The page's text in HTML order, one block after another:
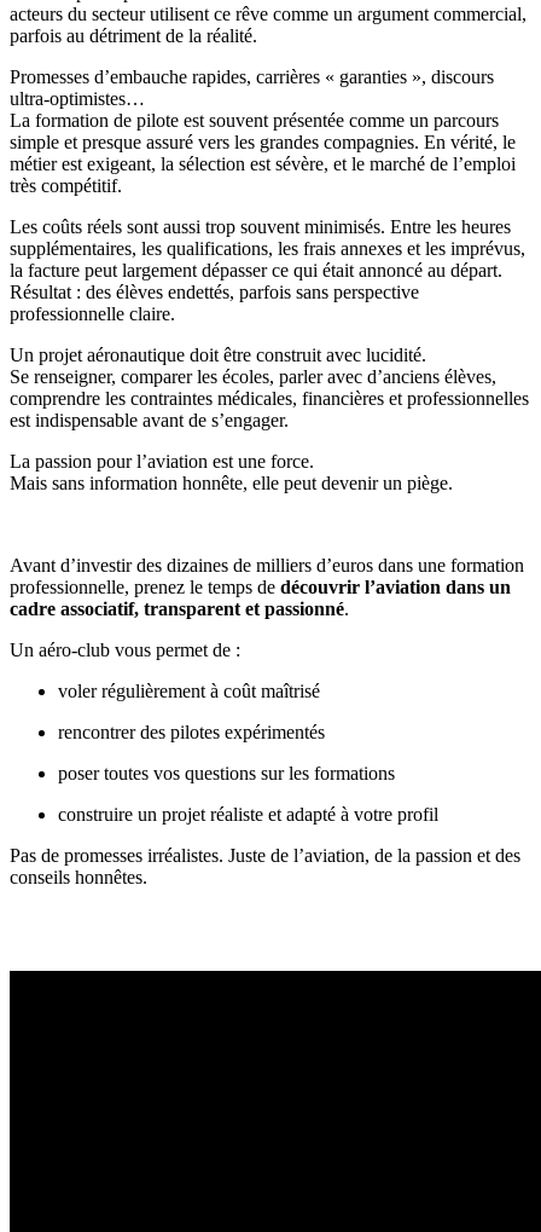
acteurs du secteur utilisent ce rêve comme un argument commercial,
parfois au détriment de la réalité.
Promesses d’embauche rapides, carrières « garanties », discours
ultra-optimistes…
La formation de pilote est souvent présentée comme un parcours
simple et presque assuré vers les grandes compagnies. En vérité, le
métier est exigeant, la sélection est sévère, et le marché de l’emploi
très compétitif.
Les coûts réels sont aussi trop souvent minimisés. Entre les heures
supplémentaires, les qualifications, les frais annexes et les imprévus,
la facture peut largement dépasser ce qui était annoncé au départ.
Résultat : des élèves endettés, parfois sans perspective
professionnelle claire.
Un projet aéronautique doit être construit avec lucidité.
Se renseigner, comparer les écoles, parler avec d’anciens élèves,
comprendre les contraintes médicales, financières et professionnelles
est indispensable avant de s’engager.
La passion pour l’aviation est une force.
Mais sans information honnête, elle peut devenir un piège.
Avant d’investir des dizaines de milliers d’euros dans une formation
professionnelle, prenez le temps de découvrir l’aviation dans un
cadre associatif, transparent et passionné.
Un aéro-club vous permet de :
voler régulièrement à coût maîtrisé
rencontrer des pilotes expérimentés
poser toutes vos questions sur les formations
construire un projet réaliste et adapté à votre profil
Pas de promesses irréalistes. Juste de l’aviation, de la passion et des
conseils honnêtes.